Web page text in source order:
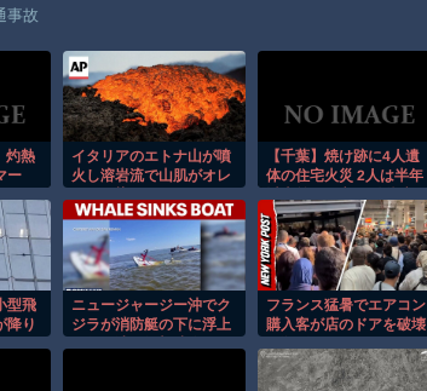
事故
灼熱
ー
イタリアのエトナ山が噴
火し溶岩流で山肌がオレ
【千葉】焼け跡に4人遺
体の住宅火災 2人は半年
型飛
降り
ニュージャージー沖でク
ジラが消防艇の下に浮上
フランス猛暑でエアコン
購入客が店のドアを破壊